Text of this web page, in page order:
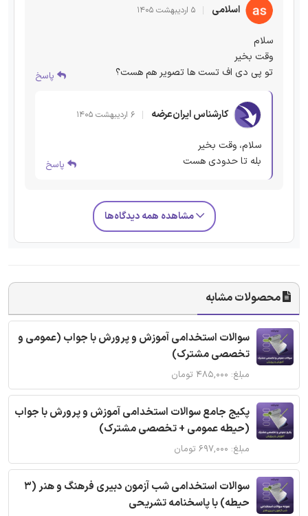
اسلامی ۵ اردیبهشت ۱۴۰۵
سلام
وقت بخیر
تو پی دی اف تست ها تصویر هم هست؟
پاسخ
کارشناس ایران‌عرضه ۶ اردیبهشت ۱۴۰۵
سلام، وقت بخیر
بله تا حدودی هست
پاسخ
مشاهده همه دیدگاه‌ها
محصولات مشابه
سوالات استخدامی آموزش و پرورش با جواب (عمومی و
تخصصی مشترک)
مبلغ: ۴۸۵,۰۰۰ تومان
پکیج جامع سوالات استخدامی آموزش و پرورش با جواب
(حیطه عمومی + تخصصی مشترک)
مبلغ: ۶۹۷,۰۰۰ تومان
سوالات استخدامی شب آزمون دبیری فرهنگ و هنر (3
حیطه) با پاسخنامه تشریحی